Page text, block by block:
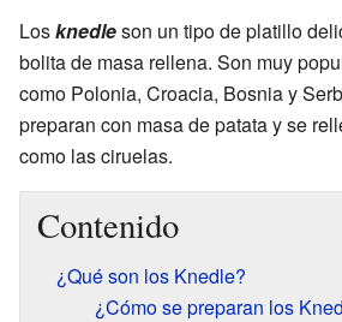
Losknedleson un tipo de platillo
bolita de masa rellena. Son muy
como Polonia, Croacia, Bosnia y
preparan con masa de patata y se
como las ciruelas.
Contenido
¿Qué son los Knedle?
¿Cómo se preparan los